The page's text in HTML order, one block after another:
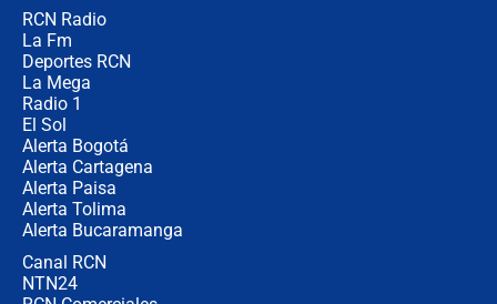
RCN Radio
La Fm
Deportes RCN
La Mega
Radio 1
El Sol
Alerta Bogotá
Alerta Cartagena
Alerta Paisa
Alerta Tolima
Alerta Bucaramanga
Canal RCN
NTN24